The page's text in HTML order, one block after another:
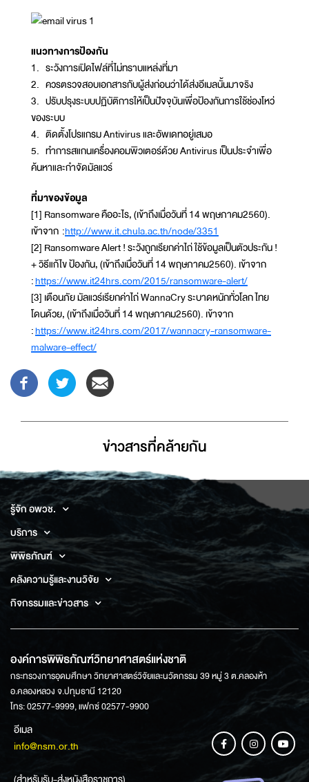
แนวทางการป้องกัน
1. ระวังการเปิดไฟล์ที่ไม่ทราบแหล่งที่มา
2. ควรตรวจสอบเอกสารกับผู้ส่งก่อนว่าได้ส่งอีเมลนั้นมาจริง
3. ปรับปรุงระบบปฏิบัติการให้เป็นปัจจุบันเพื่อป้องกันการใช้ช่องโหว่
ของระบบ
4. ติดตั้งโปรแกรม Antivirus และอัพเดทอยู่เสมอ
5. ทำการสแกนเครื่องคอมพิวเตอร์ด้วย Antivirus เป็นประจำเพื่อ
ค้นหาและกำจัดมัลแวร์
ที่มาของข้อมูล
[1] Ransomware คืออะไร, (เข้าถึงเมื่อวันที่ 14 พฤษภาคม2560).
เข้าจาก :http://www.it.chula.ac.th/node/3351
[2] Ransomware Alert ! ระวังถูกเรียกค่าไถ่ ใช้ข้อมูลเป็นตัวประกัน !
+ วิธีแก้ไข ป้องกัน, (เข้าถึงเมื่อวันที่ 14 พฤษภาคม2560). เข้าจาก
:https://www.it24hrs.com/2015/ransomware-alert/
[3] เตือนภัย มัลแวร์เรียกค่าไถ่ WannaCry ระบาดหนักทั่วโลก ไทย
โดนด้วย, (เข้าถึงเมื่อวันที่ 14 พฤษภาคม2560). เข้าจาก
:https://www.it24hrs.com/2017/wannacry-ransomware-
malware-effect/
ข่าวสารที่่คล้ายกัน
รู้จัก อพวช.
บริการ
พิพิธภัณฑ์
คลังความรู้และงานวิจัย
กิจกรรมและข่าวสาร
องค์การพิพิธภัณฑ์วิทยาศาสตร์แห่งชาติ
กระทรวงการอุดมศึกษา วิทยาศาสตร์วิจัยและนวัตกรรม 39 หมู่ 3 ต.คลองห้า
อ.คลองหลวง จ.ปทุมธานี 12120
โทร: 02577-9999, แฟกซ์ 02577-9900
อีเมล
info@nsm.or.th